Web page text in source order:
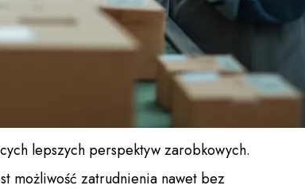
lepszych perspektyw zarobkowych.
możliwość zatrudnienia nawet bez